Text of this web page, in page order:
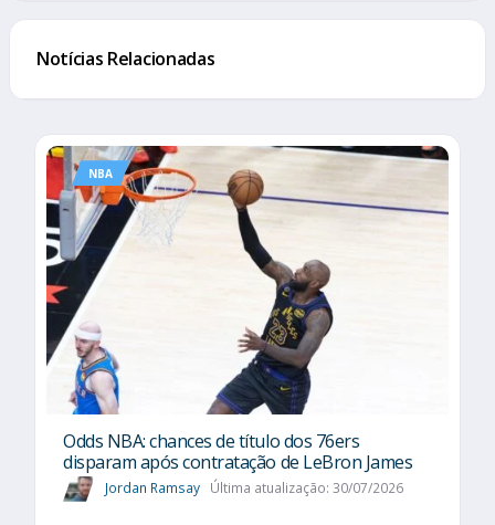
Notícias Relacionadas
NBA
Odds NBA: chances de título dos 76ers
disparam após contratação de LeBron James
Jordan Ramsay Última atualização: 30/07/2026